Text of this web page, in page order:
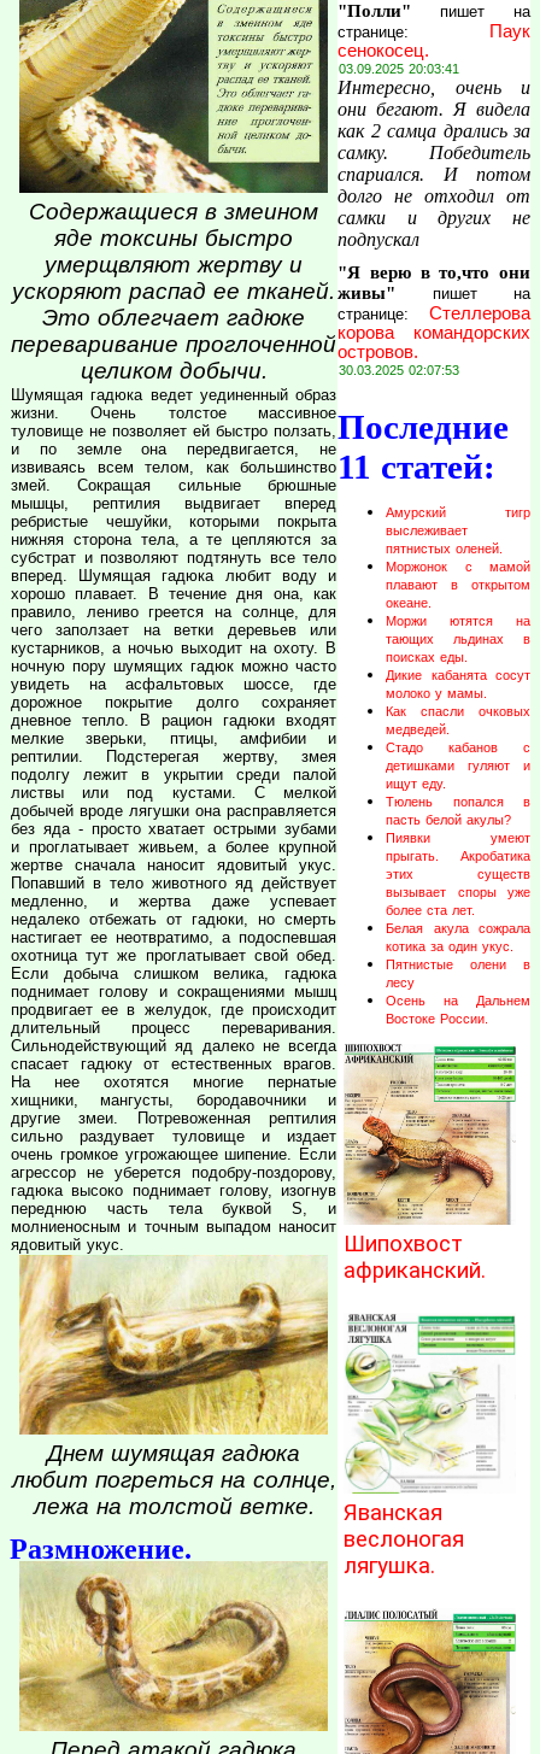
Содержащиеся в змеином
яде токсины быстро
умерщвляют жертву и
ускоряют распад ее тканей.
Это облегчает гадюке
переваривание проглоченной
целиком добычи.
Шумящая гадюка ведет уединенный образ
жизни. Очень толстое массивное
туловище не позволяет ей быстро ползать,
и по земле она передвигается, не
извиваясь всем телом, как большинство
змей. Сокращая сильные брюшные
мышцы, рептилия выдвигает вперед
ребристые чешуйки, которыми покрыта
нижняя сторона тела, а те цепляются за
субстрат и позволяют подтянуть все тело
вперед. Шумящая гадюка любит воду и
хорошо плавает. В течение дня она, как
правило, лениво греется на солнце, для
чего заползает на ветки деревьев или
кустарников, а ночью выходит на охоту. В
ночную пору шумящих гадюк можно часто
увидеть на асфальтовых шоссе, где
дорожное покрытие долго сохраняет
дневное тепло. В рацион гадюки входят
мелкие зверьки, птицы, амфибии и
рептилии. Подстерегая жертву, змея
подолгу лежит в укрытии среди палой
листвы или под кустами. С мелкой
добычей вроде лягушки она расправляется
без яда - просто хватает острыми зубами
и проглатывает живьем, а более крупной
жертве сначала наносит ядовитый укус.
Попавший в тело животного яд действует
медленно, и жертва даже успевает
недалеко отбежать от гадюки, но смерть
настигает ее неотвратимо, а подоспевшая
охотница тут же проглатывает свой обед.
Если добыча слишком велика, гадюка
поднимает голову и сокращениями мышц
продвигает ее в желудок, где происходит
длительный процесс переваривания.
Сильнодействующий яд далеко не всегда
спасает гадюку от естественных врагов.
На нее охотятся многие пернатые
хищники, мангусты, бородавочники и
другие змеи. Потревоженная рептилия
сильно раздувает туловище и издает
очень громкое угрожающее шипение. Если
агрессор не уберется подобру-поздорову,
гадюка высоко поднимает голову, изогнув
переднюю часть тела буквой S, и
молниеносным и точным выпадом наносит
ядовитый укус.
Днем шумящая гадюка
любит погреться на солнце,
лежа на толстой ветке.
Размножение.
"Полли" пишет на
странице:
Паук
сенокосец.
03.09.2025 20:03:41
Интересно, очень и
они бегают. Я видела
как 2 самца дрались за
самку. Победитель
спариался. И потом
долго не отходил от
самки и других не
подпускал
"Я верю в то,что они
живы" пишет на
странице: Стеллерова
корова командорских
островов.
30.03.2025 02:07:53
Последние
11 статей:
Амурский тигр
выслеживает
пятнистых оленей.
Моржонок с мамой
плавают в открытом
океане.
Моржи ютятся на
тающих льдинах в
поисках еды.
Дикие кабанята сосут
молоко у мамы.
Как спасли очковых
медведей.
Стадо кабанов с
детишками гуляют и
ищут еду.
Тюлень попался в
пасть белой акулы?
Пиявки умеют
прыгать. Акробатика
этих существ
вызывает споры уже
более ста лет.
Белая акула сожрала
котика за один укус.
Пятнистые олени в
лесу
Осень на Дальнем
Востоке России.
Шипохвост
африканский.
Яванская
веслоногая
лягушка.